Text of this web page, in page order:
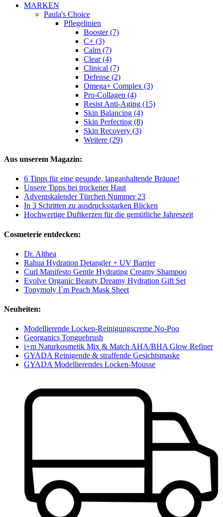
MARKEN
Paula's Choice
Pflegelinien
Booster (7)
C+ (3)
Calm (7)
Clear (4)
Clinical (7)
Defense (2)
Omega+ Complex (3)
Pro-Collagen (4)
Resist Anti-Aging (15)
Skin Balancing (4)
Skin Perfecting (8)
Skin Recovery (3)
Weitere (29)
Aus unserem Magazin:
6 Tipps für eine gesunde, langanhaltende Bräune!
Unsere Tipps bei trockener Haut
Adventskalender Türchen Nummer 23
In 3 Schritten zu ausdrucksstarken Blicken
Hochwertige Duftkerzen für die gemütliche Jahreszeit
Cosmeterie entdecken:
Dr. Althea
Rahua Hydration Detangler + UV Barrier
Curl Manifesto Gentle Hydrating Creamy Shampoo
Evolve Organic Beauty Dreamy Hydration Gift Set
Tonymoly I´m Peach Mask Sheet
Neuheiten:
Modellierende Locken-Reinigungscreme No-Poo
Georganics Tonguebrush
i+m Naturkosmetik Mix & Match AHA/BHA Glow Refiner
GYADA Reinigende & straffende Gesichtsmaske
GYADA Modellierendes Locken-Mousse